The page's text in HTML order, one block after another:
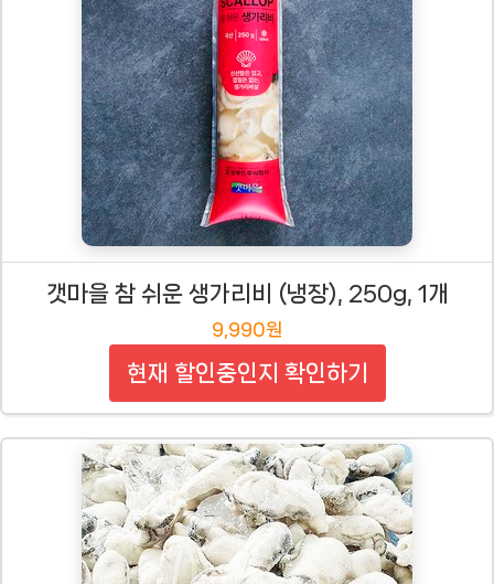
갯마을 참 쉬운 생가리비 (냉장), 250g, 1개
9,990원
현재 할인중인지 확인하기